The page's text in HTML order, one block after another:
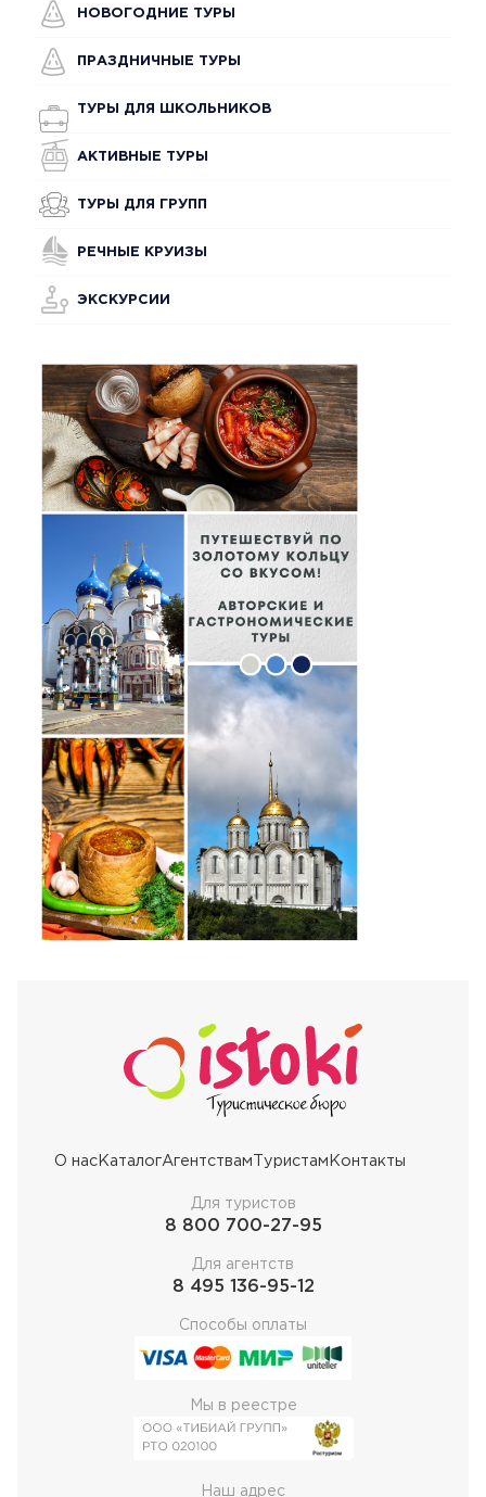
НОВОГОДНИЕ ТУРЫ
ПРАЗДНИЧНЫЕ ТУРЫ
ТУРЫ ДЛЯ ШКОЛЬНИКОВ
АКТИВНЫЕ ТУРЫ
ТУРЫ ДЛЯ ГРУПП
РЕЧНЫЕ КРУИЗЫ
ЭКСКУРСИИ
О насКаталогАгентствам Туристам Контакты
Для туристов
8 800 700-27-95
Для агентств
8 495 136-95-12
Способы оплаты
Мы в реестре
Наш адрес